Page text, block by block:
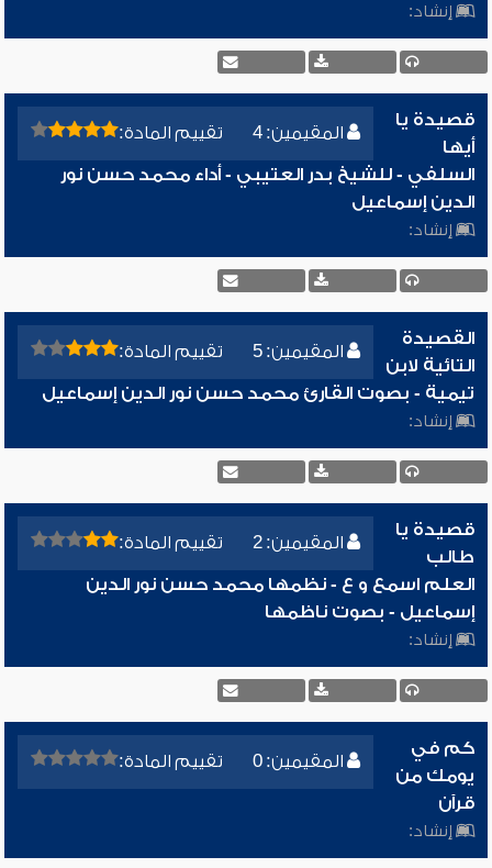
إنشاد:
المقيمين: 4 تقييم المادة:
قصيدة يا
أيها
السلفي - للشيخ بدر العتيبي - أداء محمد حسن نور
الدين إسماعيل
إنشاد:
المقيمين: 5 تقييم المادة:
القصيدة
التائية لابن
تيمية - بصوت القارئ محمد حسن نور الدين إسماعيل
إنشاد:
المقيمين: 2 تقييم المادة:
قصيدة يا
طالب
العلم اسمع و ع - نظمها محمد حسن نور الدين
إسماعيل - بصوت ناظمها
إنشاد:
المقيمين: 0 تقييم المادة:
كم في
يومك من
قرآن
إنشاد: